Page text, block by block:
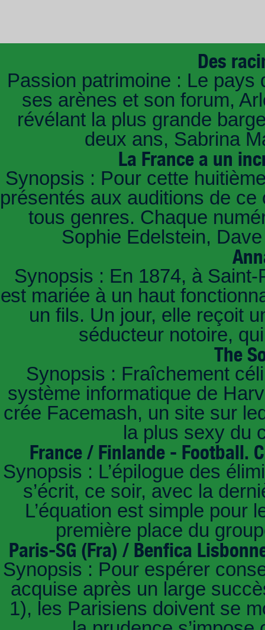
Des
Passion patrimoine : Le pays
ses arènes et son forum,
révélant la plus grande
deux ans, Sabrina
La France a un
Synopsis : Pour cette
présentés aux auditions de
tous genres. Chaque
Sophie Edelstein,
Synopsis : En 1874, à
est mariée à un haut
un fils. Un jour, elle reçoit
séducteur notoire,
The
Synopsis : Fraîchement
système informatique de
crée Facemash, un site sur
la plus sexy du
France / Finlande - Football.
Synopsis : L’épilogue des
s’écrit, ce soir, avec la
L’équation est simple pour
première place du
Paris-SG (Fra) / Benfica
Synopsis : Pour espérer
acquise après un large
1), les Parisiens doivent se